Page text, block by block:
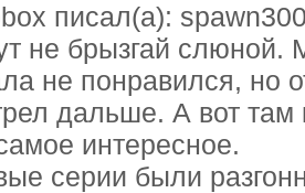
писал(а):
не брызгай слюной.
не понравился, но
дальше. А вот там
интересное.
серии были